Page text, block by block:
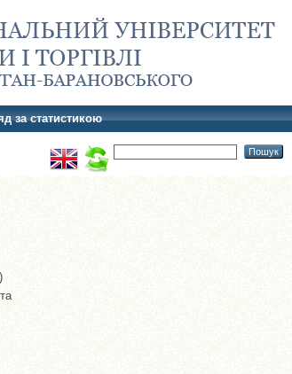
за статистикою